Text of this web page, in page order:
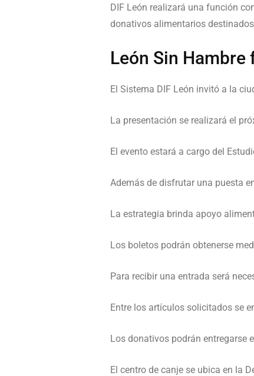
DIF León realizará una función
donativos alimentarios
León Sin
El Sistema DIF León invitó a la
La presentación se realizará el
El evento estará a cargo del
Además de disfrutar una puesta
La estrategia brinda apoyo
Los boletos podrán obtenerse
Para recibir una entrada será
Entre los artículos solicitados se
Los donativos podrán entregarse
El centro de canje se ubica en la